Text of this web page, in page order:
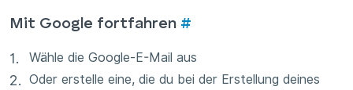
Mit Google fortfahren #
Wähle die Google-E-Mail aus
Oder erstelle eine, die du bei der Erstellung deines